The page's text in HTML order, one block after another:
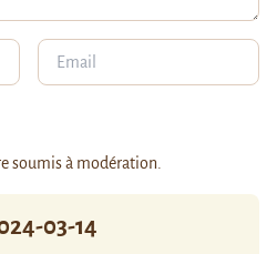
soumis à modération.
03-14